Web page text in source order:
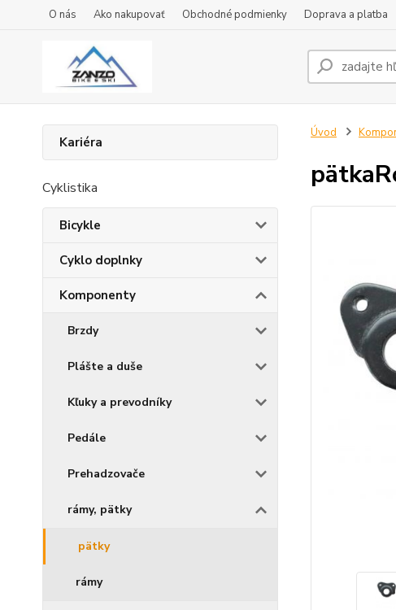
O nás Ako nakupovať Obchodné podmienky Doprava a platba
Kariéra
Cyklistika
Bicykle
Cyklo doplnky
Komponenty
Brzdy
Plášte a duše
Kľuky a prevodníky
Pedále
Prehadzovače
rámy, pätky
pätky
rámy
Úvod